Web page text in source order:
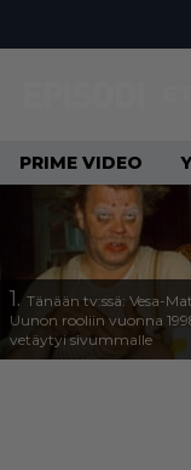
PRIME VIDEO
1. Tänään tv:ssä: Vesa-
Uunon rooliin vuonna
vetäytyi sivummalle